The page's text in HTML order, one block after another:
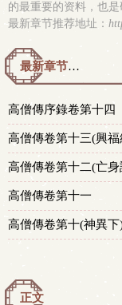
的最重要的资料，也
最新章节推荐地址：
最新章节预览 更新时间：2015-05-04T01:17:17
高僧傳序錄卷第十四
高僧傳卷第十三(興
高僧傳卷第十二(亡
高僧傳卷第十一
高僧傳卷第十(神異下
正文